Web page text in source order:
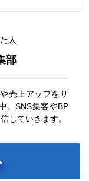
人
部
売上アップをサ
。SNS集客やBP
していきます。